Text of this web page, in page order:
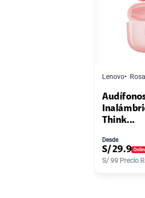
Lenovo Rosa
Think...
Desde
S/ 29.9
S/99 Precio